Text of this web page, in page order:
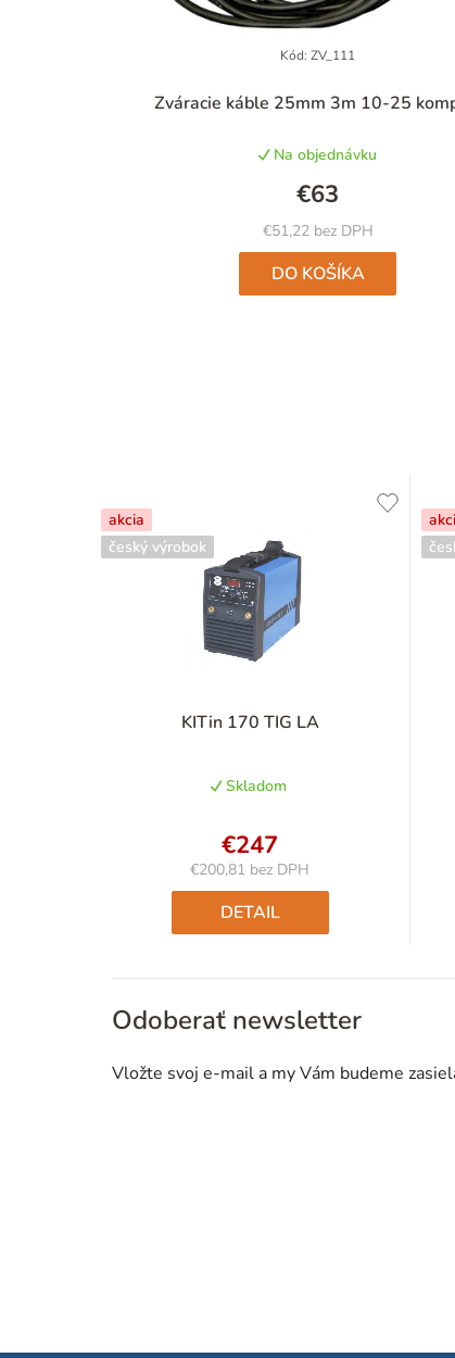
Zváracie káble 25mm 3m 10-25
hodnotenie
je
5,0
z
5
hviezdičiek.
Na objednávku
€51,22 bez DPH
€63
DO KOŠÍKA
Kód:ZV_111
akcia
český výrobok
KITin 170 TIG LA
Skladom
€247
€200,81 bez DPH
Jednotková
cena:
DETAIL
Odoberať newsletter
Vložte svoj e-mail a my Vám budeme